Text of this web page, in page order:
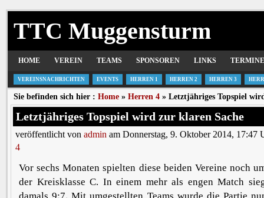
TTC Muggensturm
HOME VEREIN TEAMS SPONSOREN LINKS TERMINE
VEREINSNACHRICHTEN EVENTS HERREN 1 HERREN 2 HERREN 3
Sie befinden sich hier : Home » Herren 4 » Letztjähriges Topspiel
Letztjähriges Topspiel wird zur klaren Sache
veröffentlicht von admin am Donnerstag, 9. Oktober 2014, 17:47
4
Vor sechs Monaten spielten diese beiden Vereine noch
der Kreisklasse C. In einem mehr als engen Match